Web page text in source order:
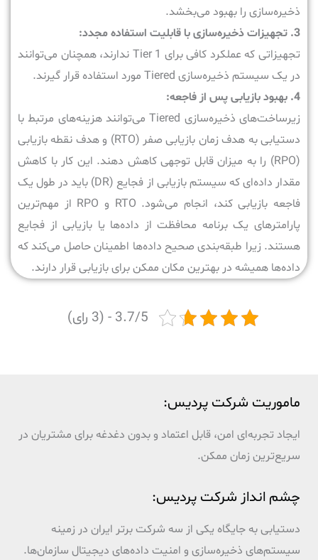
ذخیره‌سازی را بهبود می‌بخشد.
3. تجهیزات ذخیره‌سازی با قابلیت استفاده مجدد:
تجهیزاتی که عملکرد کافی برای Tier 1 ندارند، همچنان می‌توانند
در یک سیستم ذخیره‌سازی Tiered مورد استفاده قرار گیرند.
4. بهبود بازیابی پس از فاجعه:
زیرساخت‌های ذخیره‌سازی Tiered می‌توانند هزینه‌های مرتبط با
دستیابی به هدف زمان بازیابی صفر (RTO) و هدف نقطه بازیابی
(RPO) را به میزان قابل توجهی کاهش دهند. این کار با کاهش
مقدار داده‌ای که سیستم بازیابی از فجایع (DR) باید در طول یک
فاجعه بازیابی کند، انجام می‌شود. RTO و RPO از مهم‌ترین
پارامترهای یک برنامه محافظت از داده‌ها یا بازیابی از فجایع
هستند. زیرا طبقه‌بندی صحیح داده‌ها اطمینان حاصل می‌کند که
داده‌ها همیشه در بهترین مکان ممکن برای بازیابی قرار دارند.
3.7/5 - (3 رای)
ماموریت شرکت پردیس:
ایجاد تجربه‌ای امن، قابل اعتماد و بدون دغدغه برای مشتریان در
سریع‌ترین زمان ممکن.
چشم انداز شرکت پردیس:
دستیابی به جایگاه یکی از سه شرکت برتر ایران در زمینه
سیستم‌های ذخیره‌سازی و امنیت داده‌های دیجیتال سازمان‌ها.